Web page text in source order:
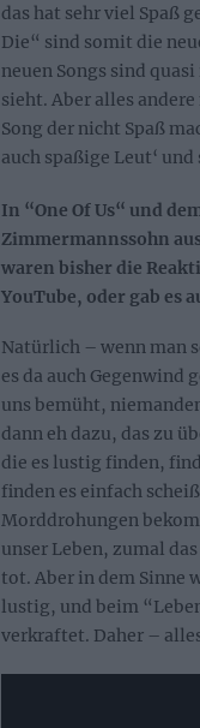
das hat sehr viel Spaß
Die“ sind somit die
neuen Songs sind
sieht. Aber alles
Song der nicht Spaß
auch spaßige Leut‘
In “One Of Us“ und
Zimmermannssohn
waren bisher die
YouTube, oder gab es
Natürlich – wenn man
es da auch Gegenwind
uns bemüht,
dann eh dazu, das zu
die es lustig finden,
finden es einfach
Morddrohungen
unser Leben, zumal
tot. Aber in dem Sinne
lustig, und beim
verkraftet. Daher –